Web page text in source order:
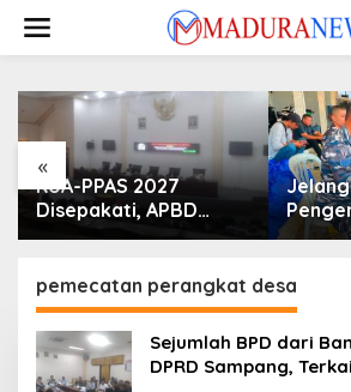
konten
«
KUA-PPAS 2027
Disepakati, APBD
Sampang Defisit Rp
Jelang
pemecatan perangkat desa
Sejumlah BPD dari
DPRD Sampang,